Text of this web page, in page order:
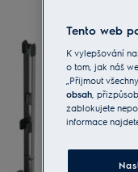
Tento web
K vylepšování
o tom, jak náš
„Přijmout
obsah,
zablokujete
informace